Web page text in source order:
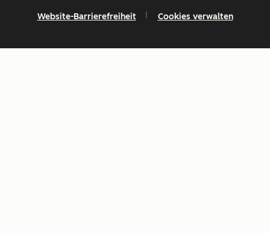
Website-Barrierefreiheit Cookies verwalten